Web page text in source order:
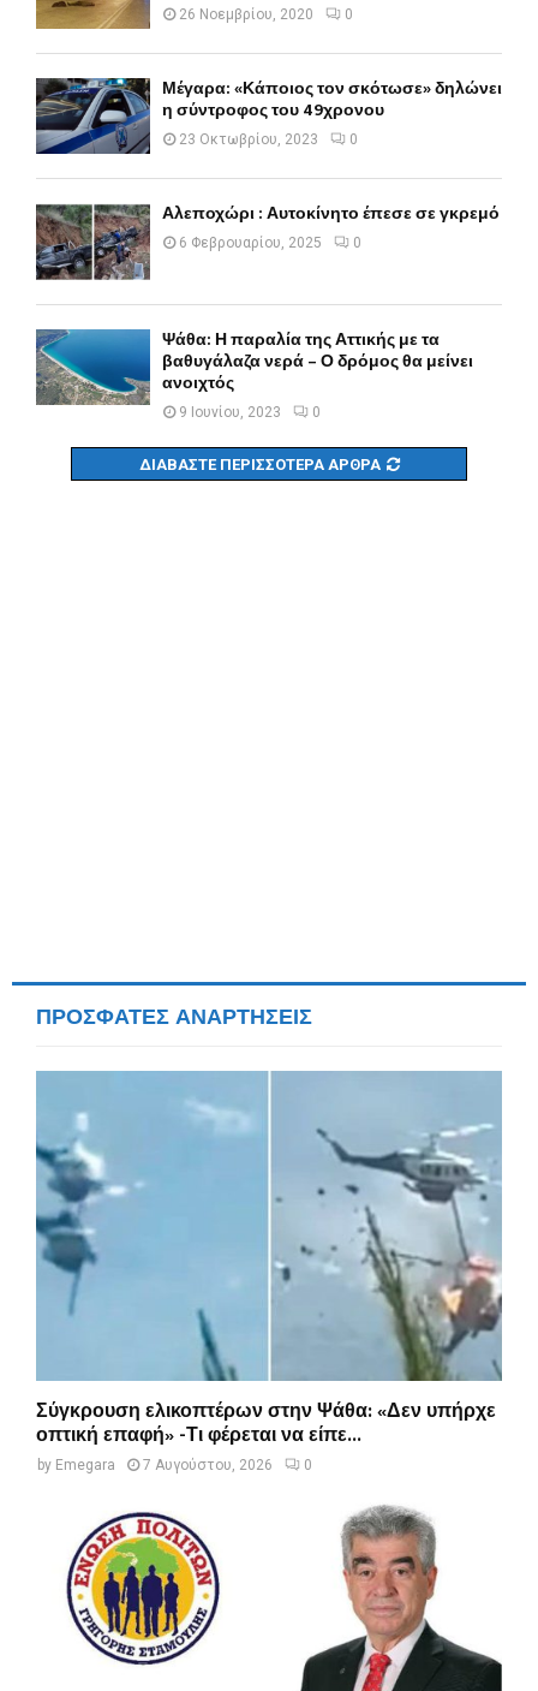
26 Νοεμβρίου, 2020 0
Μέγαρα: «Κάποιος τον σκότωσε» δηλώνει
η σύντροφος του 49χρονου
23 Οκτωβρίου, 2023 0
Αλεποχώρι : Αυτοκίνητο έπεσε σε γκρεμό
6 Φεβρουαρίου, 2025 0
Ψάθα: Η παραλία της Αττικής με τα
βαθυγάλαζα νερά – Ο δρόμος θα μείνει
ανοιχτός
9 Ιουνίου, 2023 0
ΔΙΑΒΆΣΤΕ ΠΕΡΙΣΣΌΤΕΡΑ ΆΡΘΡΑ
ΠΡΟΣΦΑΤΕΣ ΑΝΑΡΤΗΣΕΙΣ
Σύγκρουση ελικοπτέρων στην Ψάθα: «Δεν υπήρχε
οπτική επαφή» -Τι φέρεται να είπε...
by Emegara 7 Αυγούστου, 2026 0